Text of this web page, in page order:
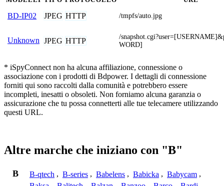
BD-IP02 JPEG HTTP /tmpfs/auto.jpg
Unknown JPEG HTTP
/
WORD]
* iSpyConnect non ha alcuna affiliazione, connessione o
associazione con i prodotti di Bdpower. I dettagli di connessione
forniti qui sono raccolti dalla comunità e potrebbero essere
incompleti, inesatti o obsoleti. Non forniamo alcuna garanzia o
assicurazione che tu possa connetterti alle tue telecamere utilizzando
questi URL.
Altre marche che iniziano con "B"
B B-qtech , B-series , Babelens , Babicka , Babycam ,